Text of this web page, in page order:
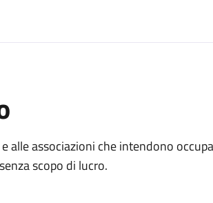
alle associazioni che intendono
scopo di lucro.